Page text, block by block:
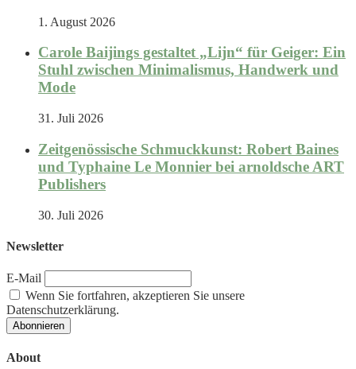
1. August 2026
Carole Baijings gestaltet „Lijn“ für Geiger: Ein
Stuhl zwischen Minimalismus, Handwerk und
Mode
31. Juli 2026
Zeitgenössische Schmuckkunst: Robert Baines
und Typhaine Le Monnier bei arnoldsche ART
Publishers
30. Juli 2026
Newsletter
E-Mail
Wenn Sie fortfahren, akzeptieren Sie unsere
Datenschutzerklärung.
About